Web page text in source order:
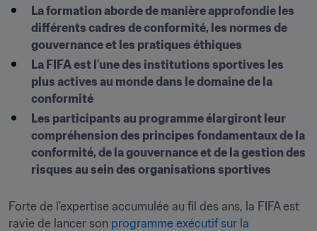
La formation aborde de manière approfondie les
différents cadres de conformité, les normes de
gouvernance et les pratiques éthiques
La FIFA est l'une des institutions sportives les
plus actives au monde dans le domaine de la
conformité
Les participants au programme élargiront leur
compréhension des principes fondamentaux de la
conformité, de la gouvernance et de la gestion des
risques au sein des organisations sportives
Forte de l’expertise accumulée au fil des ans, la FIFA est
ravie de lancer son programme exécutif sur la